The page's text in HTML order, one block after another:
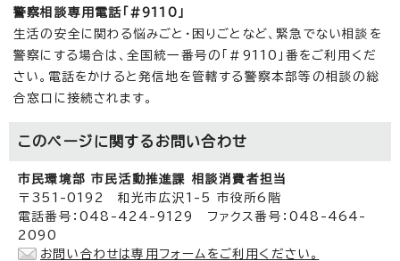
警察相談専用電話「#9110」
生活の安全に関わる悩みごと・困りごとなど、緊急でない相談を
警察にする場合は、全国統一番号の「＃9110」番をご利用くだ
さい。電話をかけると発信地を管轄する警察本部等の相談の総
合窓口に接続されます。
このページに関する お問い合わせ
市民環境部 市民活動推進課 相談消費者担当
〒351-0192 和光市広沢1-5 市役所6階
電話番号：048-424-9129 ファクス番号：048-464-
2090
お問い合わせは専用フォームをご利用ください。